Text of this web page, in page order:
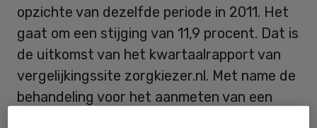
opzichte van dezelfde periode in 2011. Het
gaat om een stijging van 11,9 procent. Dat is
de uitkomst van het kwartaalrapport van
vergelijkingssite zorgkiezer.nl. Met name de
behandeling voor het aanmeten van een